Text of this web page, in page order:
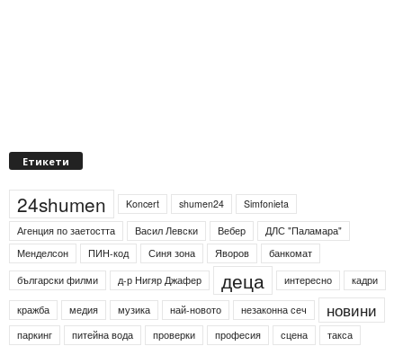
Етикети
24shumen Koncert shumen24
Simfonieta
Агенция по заетостта
Васил Левски Вебер
ДЛС "Паламара"
Менделсон
ПИН-код Синя зона Яворов
банкомат
български филми
д-р Нигяр Джафер деца интересно кадри
кражба медия музика най-новото незаконна сеч новини
паркинг питейна вода проверки професия сцена такса